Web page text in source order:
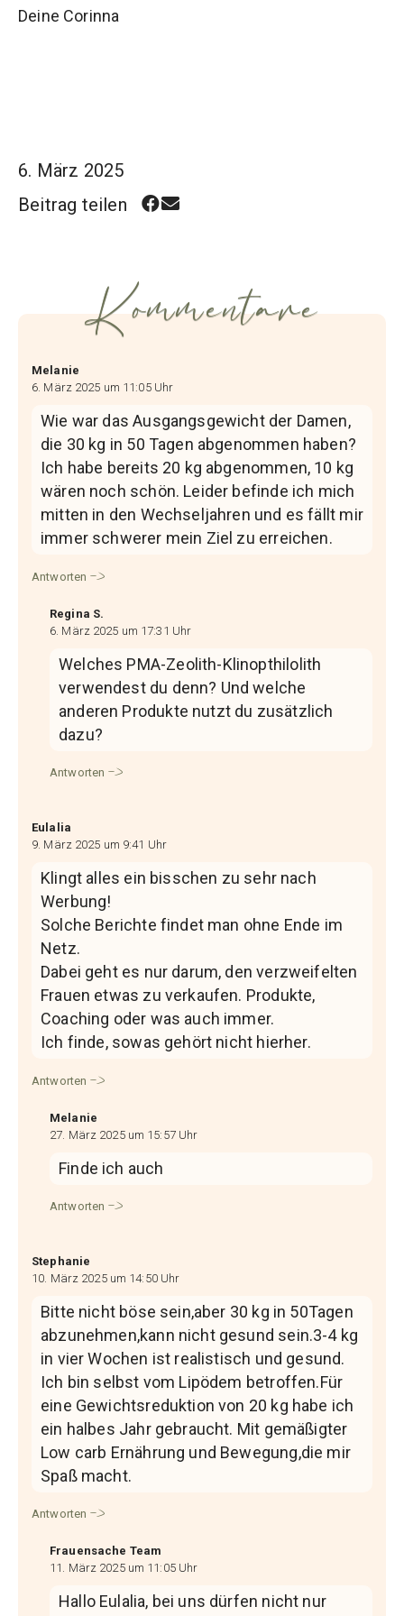
Deine Corinna
6. März 2025
Beitrag teilen
Kommentare
Melanie
6. März 2025 um 11:05 Uhr
Wie war das Ausgangsgewicht der Damen,
die 30 kg in 50 Tagen abgenommen haben?
Ich habe bereits 20 kg abgenommen, 10 kg
wären noch schön. Leider befinde ich mich
mitten in den Wechseljahren und es fällt mir
immer schwerer mein Ziel zu erreichen.
Antworten
Regina S.
6. März 2025 um 17:31 Uhr
Welches PMA-Zeolith-Klinopthilolith
verwendest du denn? Und welche
anderen Produkte nutzt du zusätzlich
dazu?
Antworten
Eulalia
9. März 2025 um 9:41 Uhr
Klingt alles ein bisschen zu sehr nach
Werbung!
Solche Berichte findet man ohne Ende im
Netz.
Dabei geht es nur darum, den verzweifelten
Frauen etwas zu verkaufen. Produkte,
Coaching oder was auch immer.
Ich finde, sowas gehört nicht hierher.
Antworten
Melanie
27. März 2025 um 15:57 Uhr
Finde ich auch
Antworten
Stephanie
10. März 2025 um 14:50 Uhr
Bitte nicht böse sein,aber 30 kg in 50Tagen
abzunehmen,kann nicht gesund sein.3-4 kg
in vier Wochen ist realistisch und gesund.
Ich bin selbst vom Lipödem betroffen.Für
eine Gewichtsreduktion von 20 kg habe ich
ein halbes Jahr gebraucht. Mit gemäßigter
Low carb Ernährung und Bewegung,die mir
Spaß macht.
Antworten
Frauensache Team
11. März 2025 um 11:05 Uhr
Hallo Eulalia, bei uns dürfen nicht nur